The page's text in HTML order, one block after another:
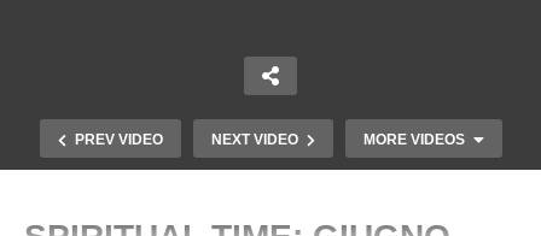
PREV VIDEO NEXT VIDEO MORE VIDEOS